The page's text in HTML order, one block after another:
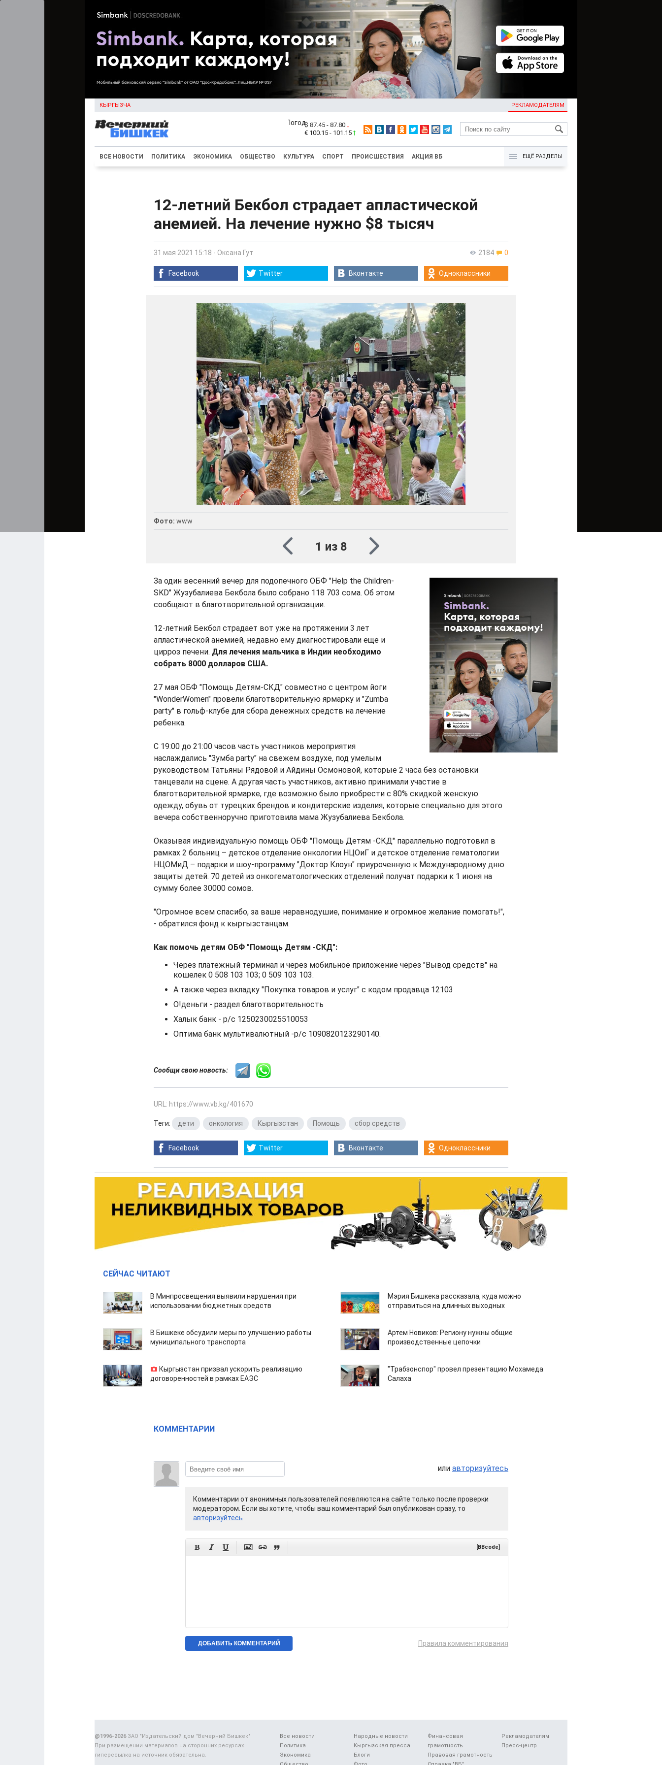
КЫРГЫЗЧА РЕКЛАМОДАТЕЛЯМ
KG
$ 87.45 - 87.80
€ 100.15 - 101.15
ВСЕ НОВОСТИ ПОЛИТИКА ЭКОНОМИКА ОБЩЕСТВО КУЛЬТУРА СПОРТ ПРОИСШЕСТВИЯ АКЦИЯ ВБ ЕЩЁ РАЗДЕЛЫ
12-летний Бекбол страдает апластической
анемией. На лечение нужно $8 тысяч
2184 0
31 мая 2021 15:18 - Оксана Гут
Facebook Twitter Вконтакте Одноклассники
Фото: www
1 из 8
За один весенний вечер для подопечного ОБФ "Help the Children-
SKD" Жузубалиева Бекбола было собрано 118 703 сома. Об этом
сообщают в благотворительной организации.
12-летний Бекбол страдает вот уже на протяжении 3 лет
апластической анемией, недавно ему диагностировали еще и
цирроз печени. Для лечения мальчика в Индии необходимо
собрать 8000 долларов США.
27 мая ОБФ "Помощь Детям-СКД" совместно с центром йоги
"WonderWomen" провели благотворительную ярмарку и "Zumba
party" в гольф-клубе для сбора денежных средств на лечение
ребенка.
С 19:00 до 21:00 часов часть участников мероприятия
наслаждались "Зумба party" на свежем воздухе, под умелым
руководством Татьяны Рядовой и Айдины Осмоновой, которые 2 часа без остановки
танцевали на сцене. А другая часть участников, активно принимали участие в
благотворительной ярмарке, где возможно было приобрести с 80% скидкой женскую
одежду, обувь от турецких брендов и кондитерские изделия, которые специально для этого
вечера собственноручно приготовила мама Жузубалиева Бекбола.
Оказывая индивидуальную помощь ОБФ "Помощь Детям -СКД" параллельно подготовил в
рамках 2 больниц – детское отделение онкологии НЦОиГ и детское отделение гематологии
НЦОМиД – подарки и шоу-программу "Доктор Клоун" приуроченную к Международному дню
защиты детей. 70 детей из онкогематологических отделений получат подарки к 1 июня на
сумму более 30000 сомов.
"Огромное всем спасибо, за ваше неравнодушие, понимание и огромное желание помогать!",
- обратился фонд к кыргызстанцам.
Как помочь детям ОБФ "Помощь Детям -СКД":
Через платежный терминал и через мобильное приложение через "Вывод средств" на
кошелек 0 508 103 103; 0 509 103 103. ⠀
А также через вкладку "Покупка товаров и услуг" с кодом продавца 12103
О!деньги - раздел благотворительность
Халык банк - р/с 1250230025510053
Оптима банк мультивалютный -р/с 1090820123290140.
Сообщи свою новость:
URL: https://www.vb.kg/401670
Теги: дети онкология Кыргызстан Помощь сбор средств
Facebook Twitter Вконтакте Одноклассники
СЕЙЧАС ЧИТАЮТ
В Минпросвещения выявили нарушения при
использовании бюджетных средств
Мэрия Бишкека рассказала, куда можно
отправиться на длинных выходных
В Бишкеке обсудили меры по улучшению работы
муниципального транспорта
Артем Новиков: Региону нужны общие
производственные цепочки
Кыргызстан призвал ускорить реализацию
договоренностей в рамках ЕАЭС
"Трабзонспор" провел презентацию Мохамеда
Салаха
КОММЕНТАРИИ
или авторизуйтесь
Комментарии от анонимных пользователей появляются на сайте только после проверки
модератором. Если вы хотите, чтобы ваш комментарий был опубликован сразу, то
авторизуйтесь
      [BBcode]
Правила комментирования
Все новости
Политика
Экономика
Народные новости
Кыргызская пресса
Блоги
Финансовая
грамотность
Правовая грамотность
Рекламодателям
Пресс-центр
@1996-2026ЗАО "Издательский дом "Вечерний Бишкек"
При размещении материалов на сторонних ресурсах
гиперссылка на источник обязательна.